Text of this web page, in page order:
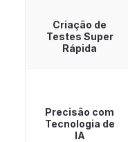
Criação de
Testes Super
Rápida
Precisão com
Tecnologia de
IA